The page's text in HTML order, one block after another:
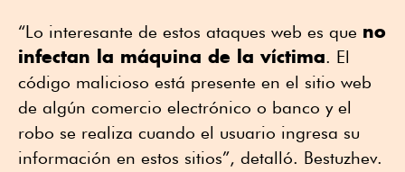
“Lo interesante de estos ataques web es que no
infectan la máquina de la víctima. El
código malicioso está presente en el sitio web
de algún comercio electrónico o banco y el
robo se realiza cuando el usuario ingresa su
información en estos sitios”, detalló. Bestuzhev.